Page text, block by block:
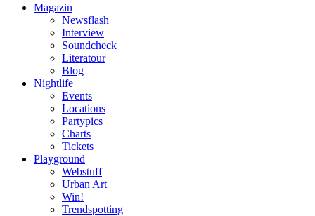
Magazin
Newsflash
Interview
Soundcheck
Literatour
Blog
Nightlife
Events
Locations
Partypics
Charts
Tickets
Playground
Webstuff
Urban Art
Win!
Trendspotting